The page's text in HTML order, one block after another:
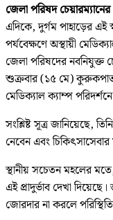
জেলা পরিষদ
এদিকে, দুর্গম পাহাড়ের এই
পর্যবেক্ষণে অস্থায়ী
জেলা পরিষদের নবনিযুক্ত
শুক্রবার (১৫ মে) কুরুকপাতা
মেডিক্যাল ক্যাম্প
সংশ্লিষ্ট সূত্র জানিয়েছে,
নেবেন এবং
স্থানীয় সচেতন মহলের
এই প্রাদুর্ভাব দেখা
জোরদার না করলে